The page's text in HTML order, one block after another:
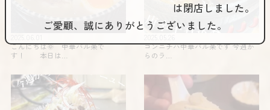
こんにちは🌞 中華バル楽で
す！ 本日は…
コンニチハ️️中華バル楽です 今週か
らのラ…
は閉店しました。
ご愛顧、誠にありがとうございました。